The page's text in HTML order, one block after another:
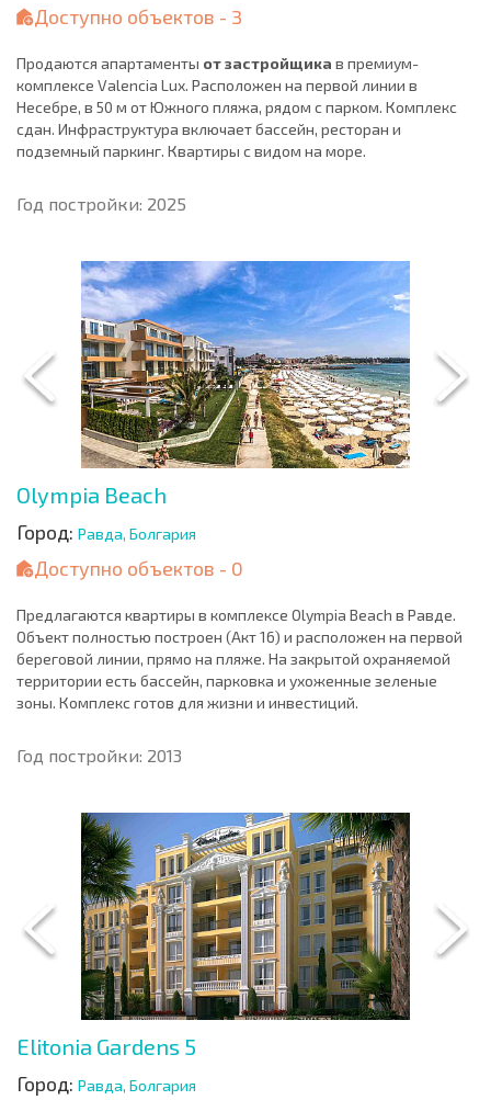
Доступно объектов - 3
Продаются апартаменты от застройщика в премиум-
комплексе Valencia Lux. Расположен на первой линии в
Несебре, в 50 м от Южного пляжа, рядом с парком. Комплекс
сдан. Инфраструктура включает бассейн, ресторан и
подземный паркинг. Квартиры с видом на море.
Год постройки: 2025
Olympia Beach
Город: Равда, Болгария
Доступно объектов - 0
Предлагаются квартиры в комплексе Olympia Beach в Равде.
Объект полностью построен (Акт 16) и расположен на первой
береговой линии, прямо на пляже. На закрытой охраняемой
территории есть бассейн, парковка и ухоженные зеленые
зоны. Комплекс готов для жизни и инвестиций.
Год постройки: 2013
Elitonia Gardens 5
Город: Равда, Болгария